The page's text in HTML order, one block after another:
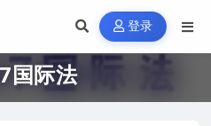
登录
国际法